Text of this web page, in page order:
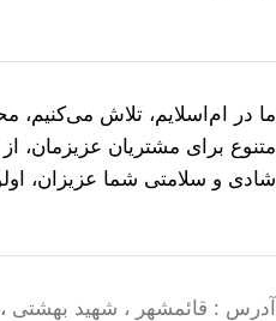
ما در ام‌اسلایم، تلاش می‌کنیم،
متنوع برای مشتریان عزیزمان،
شادی و سلامتی شما عزیزان،
آدرس : قائمشهر ، شهید بهشتی ، کوچه